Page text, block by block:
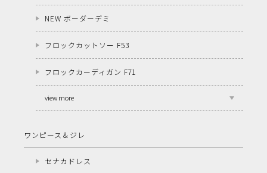
NEW ボーダーデミ
フロックカットソー F53
フロックカーディガン F71
view more
ワンピース＆ジレ
セナカドレス